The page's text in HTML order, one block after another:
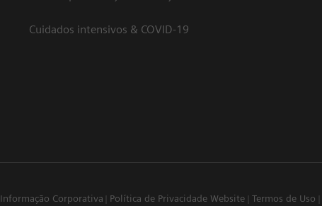
Cuidados intensivos & COVID-19
Informação Corporativa Política de Privacidade Website Termos de Uso